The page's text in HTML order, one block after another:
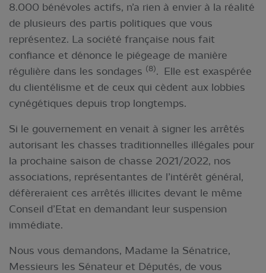
8.000 bénévoles actifs, n’a rien à envier à la réalité
de plusieurs des partis politiques que vous
représentez. La société française nous fait
confiance et dénonce le piégeage de manière
régulière dans les sondages (8). Elle est exaspérée
du clientélisme et de ceux qui cèdent aux lobbies
cynégétiques depuis trop longtemps.
Si le gouvernement en venait à signer les arrêtés
autorisant les chasses traditionnelles illégales pour
la prochaine saison de chasse 2021/2022, nos
associations, représentantes de l’intérêt général,
défèreraient ces arrêtés illicites devant le même
Conseil d’Etat en demandant leur suspension
immédiate.
Nous vous demandons, Madame la Sénatrice,
Messieurs les Sénateur et Députés, de vous